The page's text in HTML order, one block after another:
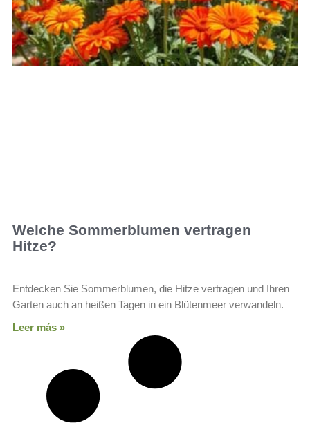
Welche Sommerblumen vertragen
Hitze?
Entdecken Sie Sommerblumen, die Hitze vertragen und Ihren
Garten auch an heißen Tagen in ein Blütenmeer verwandeln.
Leer más »